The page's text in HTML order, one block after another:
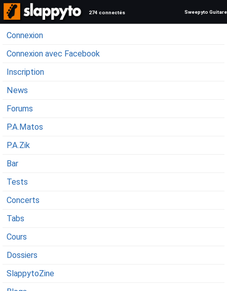
274 connectés Sweepyto Guitare
Connexion
Connexion avec Facebook
Inscription
News
Forums
P.A.Matos
P.A.Zik
Bar
Tests
Concerts
Tabs
Cours
Dossiers
SlappytoZine